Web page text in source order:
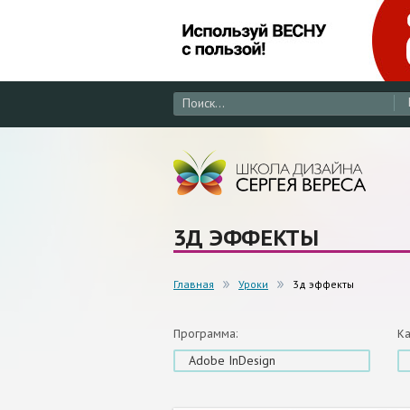
3Д ЭФФЕКТЫ
Главная Уроки 3д эффекты
Программа:
Adobe InDesign